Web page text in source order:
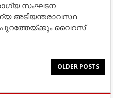
സംഘടന
അടിയന്തരാവസ്ഥ
പുറത്തേയ്ക്കും വൈറസ്
OLDER POSTS